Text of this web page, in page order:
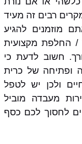
רבים זה מעיד
מוזמנים להגיע
/ החלפת מקצועית
חשוב לדעת כי
ופתיחה של כרית
ולכן יש לטפל
מעבדה מוביל
לחסוך לכם כסף